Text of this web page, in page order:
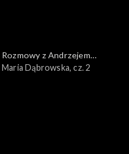
Rozmowy z Andrzejem
Doboszem
Maria Dąbrowska, cz. 2